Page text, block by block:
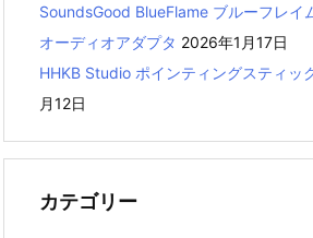
SoundsGood BlueFlame ブルーフレイ
オーディオアダプタ 2026年1月17日
HHKB Studio ポインティングスティッ
月12日
カテゴリー